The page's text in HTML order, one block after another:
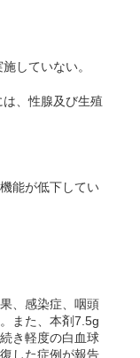
していない。
、性腺及び生殖
能が低下してい
、感染症、咽頭
また、本剤7.5g
き軽度の白血球
した症例が報告